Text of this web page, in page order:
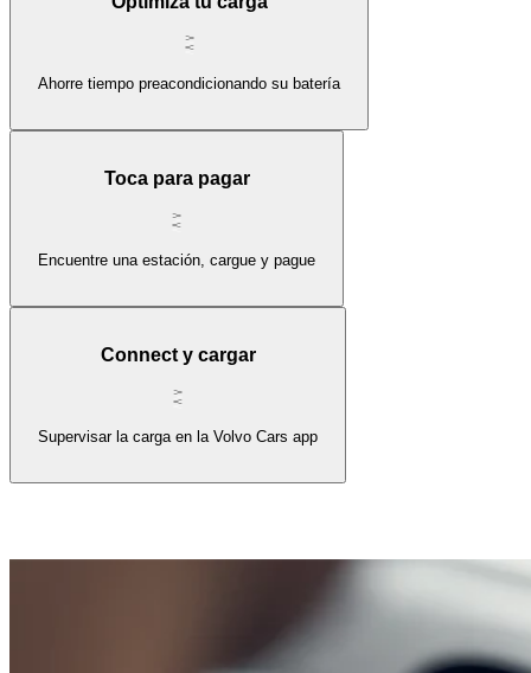
Ahorre tiempo preacondicionando su batería
Toca para pagar
Encuentre una estación, cargue y pague
Connect y cargar
Supervisar la carga en la Volvo Cars app